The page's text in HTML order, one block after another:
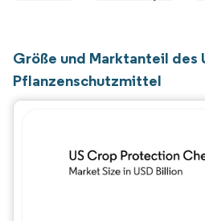
Größe und Marktanteil des
Pflanzenschutzmittel